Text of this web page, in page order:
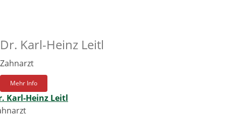
Dr. Karl-Heinz Leitl
Zahnarzt
Mehr Info
Karl-Heinz Leitl